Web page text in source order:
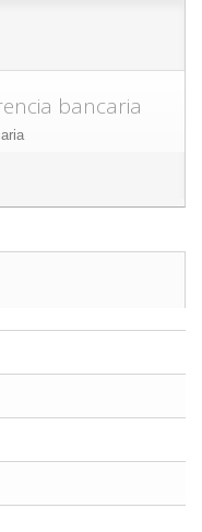
bancaria